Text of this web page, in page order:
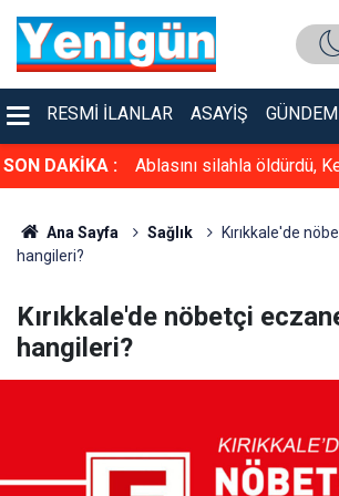
RESMI İLANLAR ASAYIŞ GÜNDEM
SON DAKİKA : Ablasını silahla öldürdü,
Ana Sayfa Sağlık
Kırıkkale'de
hangileri?
Kırıkkale'de nöbetçi
hangileri?